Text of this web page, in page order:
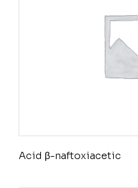
Acid β-naftoxiacetic